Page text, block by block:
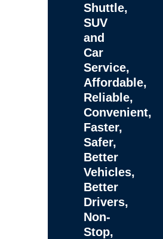
Shuttle,
SUV
and
Car
Service,
Affordable,
Reliable,
Convenient,
Faster,
Safer,
Better
Vehicles,
Better
Drivers,
Non-
Stop,